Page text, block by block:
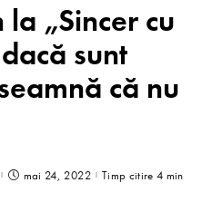
„Sincer cu
sunt
că nu
mai 24, 2022 Timp citire 4 min